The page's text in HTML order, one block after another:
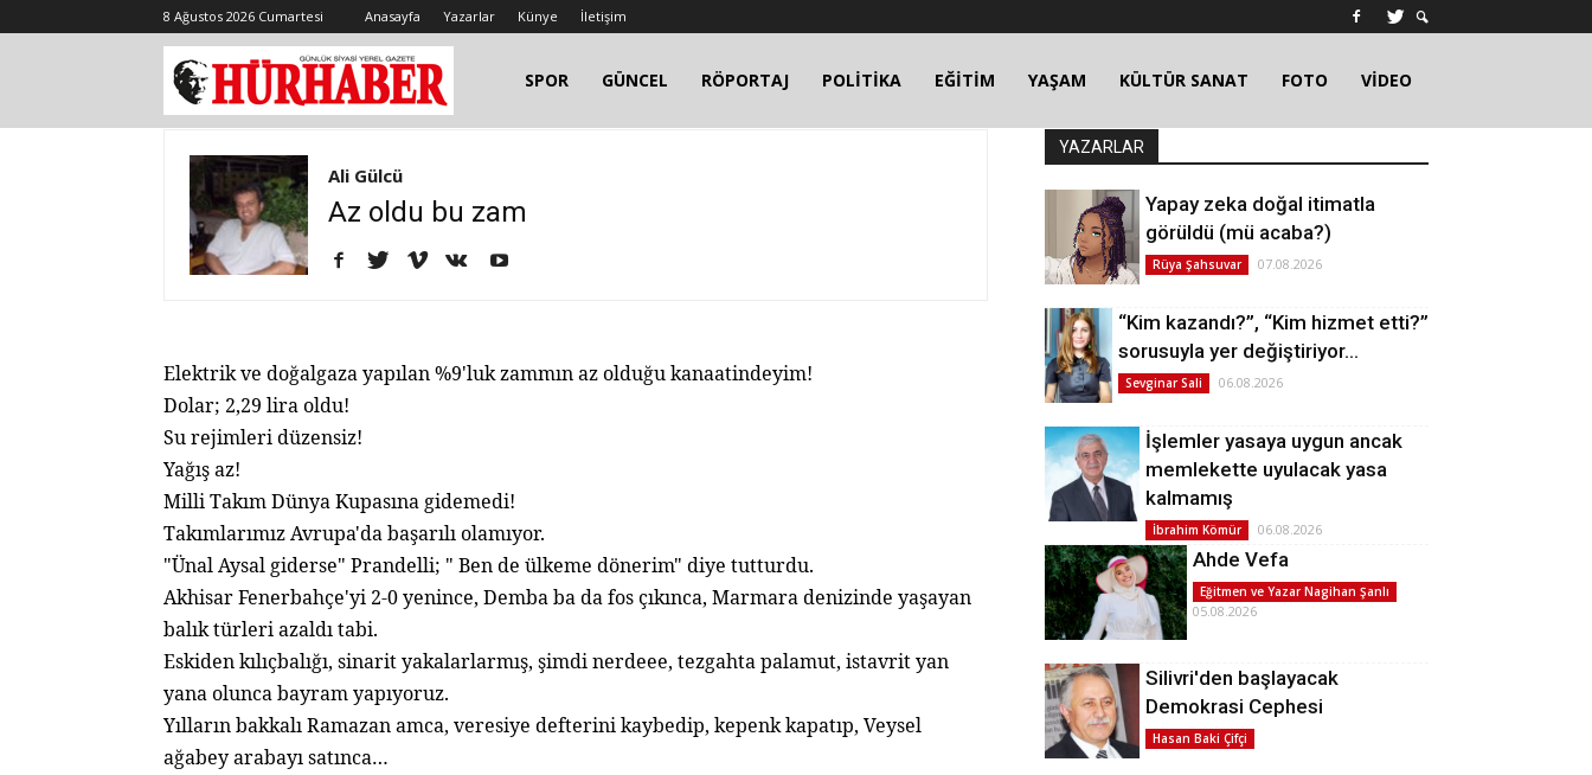
8 Ağustos 2026 Cumartesi Anasayfa Yazarlar Künye İletişim
SPOR GÜNCEL RÖPORTAJ POLİTİKA EĞİTİM YAŞAM KÜLTÜR SANAT FOTO VİDEO
Ali Gülcü
Az oldu bu zam
Elektrik ve doğalgaza yapılan %9'luk zammın az olduğu kanaatindeyim!
Dolar; 2,29 lira oldu!
Su rejimleri düzensiz!
Yağış az!
Milli Takım Dünya Kupasına gidemedi!
Takımlarımız Avrupa'da başarılı olamıyor.
"Ünal Aysal giderse" Prandelli; " Ben de ülkeme dönerim" diye tutturdu.
Akhisar Fenerbahçe'yi 2-0 yenince, Demba ba da fos çıkınca, Marmara denizinde yaşayan
balık türleri azaldı tabi.
Eskiden kılıçbalığı, sinarit yakalarlarmış, şimdi nerdeee, tezgahta palamut, istavrit yan
yana olunca bayram yapıyoruz.
Yılların bakkalı Ramazan amca, veresiye defterini kaybedip, kepenk kapatıp, Veysel
ağabey arabayı satınca…
YAZARLAR
Yapay zeka doğal itimatla
görüldü (mü acaba?)
Rüya Şahsuvar 07.08.2026
“Kim kazandı?”, “Kim hizmet etti?”
sorusuyla yer değiştiriyor…
Sevginar Sali 06.08.2026
İşlemler yasaya uygun ancak
memlekette uyulacak yasa
kalmamış
İbrahim Kömür 06.08.2026
Ahde Vefa
Eğitmen ve Yazar Nagihan Şanlı
05.08.2026
Silivri'den başlayacak
Demokrasi Cephesi
Hasan Baki Çifçi